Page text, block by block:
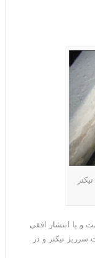
مس۴ نیز صادق است و با انتشار افقی
تیکنر و در